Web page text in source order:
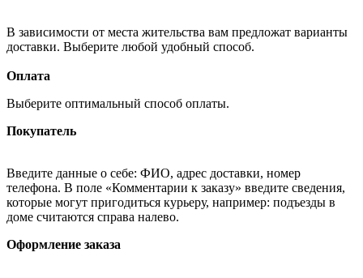
В зависимости от места жительства вам предложат варианты
доставки. Выберите любой удобный способ.
Оплата
Выберите оптимальный способ оплаты.
Покупатель
Введите данные о себе: ФИО, адрес доставки, номер
телефона. В поле «Комментарии к заказу» введите сведения,
которые могут пригодиться курьеру, например: подъезды в
доме считаются справа налево.
Оформление заказа